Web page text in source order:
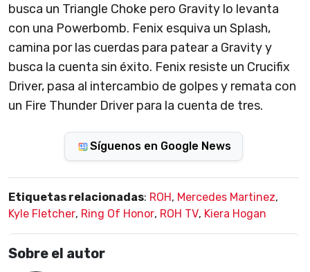
busca un Triangle Choke pero Gravity lo levanta
con una Powerbomb. Fenix esquiva un Splash,
camina por las cuerdas para patear a Gravity y
busca la cuenta sin éxito. Fenix resiste un Crucifix
Driver, pasa al intercambio de golpes y remata con
un Fire Thunder Driver para la cuenta de tres.
Síguenos en Google News
Etiquetas relacionadas: ROH , Mercedes Martinez,
Kyle Fletcher, Ring Of Honor, ROH TV, Kiera Hogan
Sobre el autor